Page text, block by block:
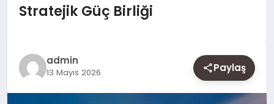
GENEL
MAGAZIN
Stratejik Güç Birliği
admin
13 Mayıs 2026 Paylaş